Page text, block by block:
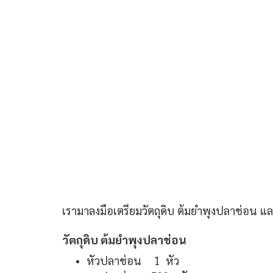
เรามาลงมือเตรียมวัตถุดิบ ต้มยำพุงปลาช่อน แ
วัตถุดิบ ต้มยำพุงปลาช่อน
หัวปลาช่อน 1 หัว